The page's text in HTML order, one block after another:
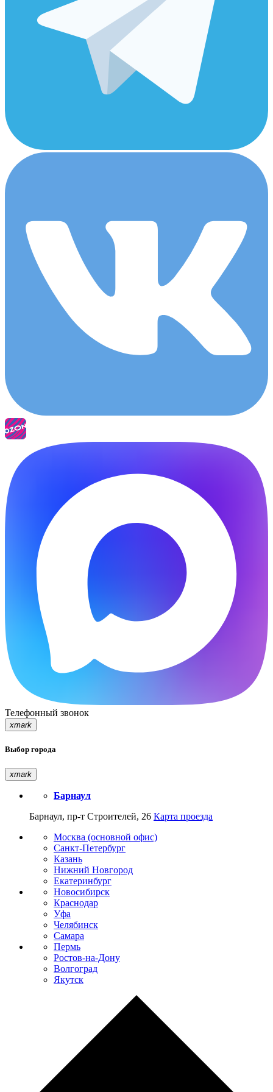
Телефонный звонок
xmark
Выбор города
xmark
Барнаул
Барнаул, пр-т Строителей, 26 Карта проезда
Москва (основной офис)
Санкт-Петербург
Казань
Нижний Новгород
Екатеринбург
Новосибирск
Краснодар
Уфа
Челябинск
Самара
Пермь
Ростов-на-Дону
Волгоград
Якутск